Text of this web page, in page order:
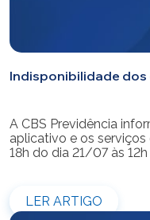
Indisponibilidade
A CBS Previdência
aplicativo e os serviços
18h do dia 21/07 às
entre os dias 22/07 e
simulações e
LER ARTIGO